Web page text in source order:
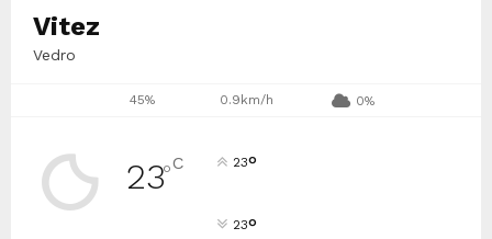
Vitez
Vedro
45% 0.9km/h 0%
23°C 23°
23°